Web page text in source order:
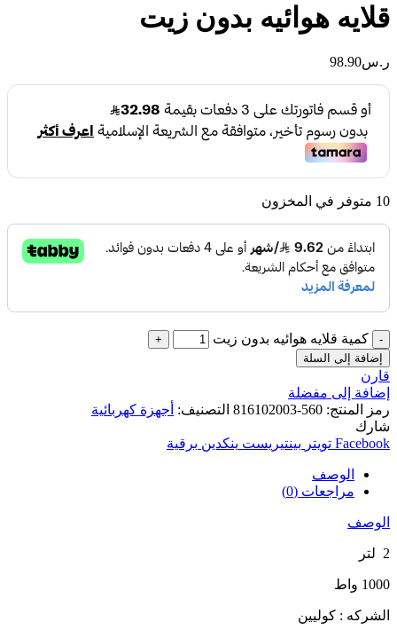
قلايه هوائيه بدون زيت
ر.س98.90
10 متوفر في المخزون
كمية قلايه هوائيه بدون زيت
إضافة إلى السلة
قارن
إضافة إلى مفضلة
رمز المنتج: 560-816102003 التصنيف: أجهزة كهربائية
شارك
Facebook تويتر بينتيريست ينكدين برقية
الوصف
مراجعات (0)
الوصف
2 لتر
1000 واط
الشركه : كوليين